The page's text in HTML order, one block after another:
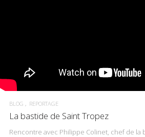
BLOG REPORTAGE
La bastide de Saint Tropez
Rencontre avec Philippe Colinet, chef de la